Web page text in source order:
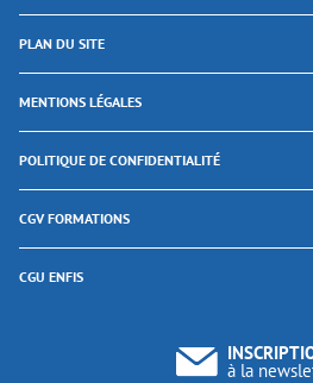
PLAN DU SITE
MENTIONS LÉGALES
POLITIQUE DE CONFIDENTIALITÉ
CGV FORMATIONS
CGU ENFIS
à la